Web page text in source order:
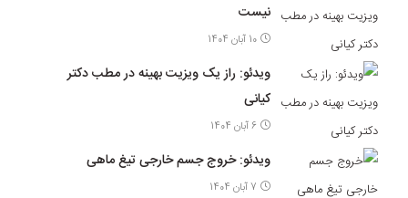
نیست
10 آبان 1404
ویدئو: راز یک ویزیت بهینه در مطب دکتر
کیانی
6 آبان 1404
ویدئو: خروج جسم خارجی تیغ ماهی
7 آبان 1404